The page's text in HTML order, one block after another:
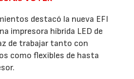
destacó la nueva EFI
impresora híbrida LED de
de trabajar tanto con
como flexibles de hasta